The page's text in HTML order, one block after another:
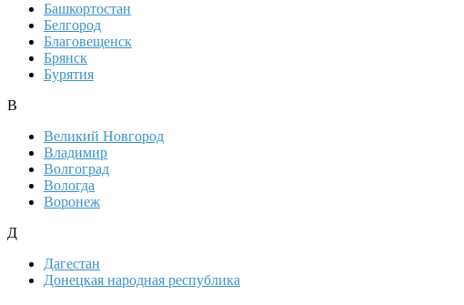
Башкортостан
Белгород
Благовещенск
Брянск
Бурятия
В
Великий Новгород
Владимир
Волгоград
Вологда
Воронеж
Д
Дагестан
Донецкая народная республика